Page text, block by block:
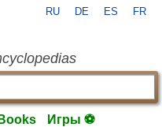
RU DE ES FR
Books Игры ⚽